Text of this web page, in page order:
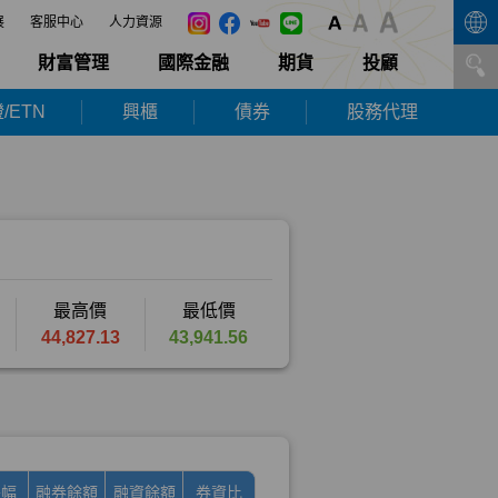
客服中心 人力資源
財富管理 國際金融 期貨 投顧
ETN 興櫃 債券 股務代理